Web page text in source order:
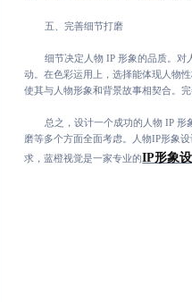
五、完善细节打磨
细节决定人物 IP 形象的品质。对
动。在色彩运用上，选择能体现人物
使其与人物形象和背景故事相契合。
总之，设计一个成功的人物 IP
磨等多个方面全面考虑。人物IP形象
求，蓝橙视觉是一家专业的IP形象